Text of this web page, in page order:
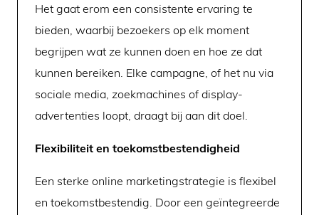
Het gaat erom een consistente ervaring te
bieden, waarbij bezoekers op elk moment
begrijpen wat ze kunnen doen en hoe ze dat
kunnen bereiken. Elke campagne, of het nu via
sociale media, zoekmachines of display-
advertenties loopt, draagt bij aan dit doel.
Flexibiliteit en toekomstbestendigheid
Een sterke online marketingstrategie is flexibel
en toekomstbestendig. Door een geïntegreerde